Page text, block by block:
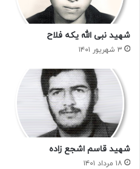
شهید نبی الله یکه فلاح
۳ شهریور ۱۴۰۱
شهید قاسم اشجع زاده
۱۸ مرداد ۱۴۰۱